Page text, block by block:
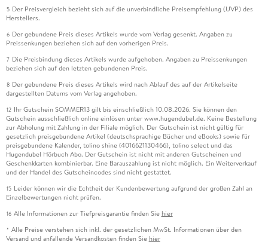
5 Der Preisvergleich bezieht sich auf die unverbindliche Preisempfehlung (UVP) des
Herstellers.
6 Der gebundene Preis dieses Artikels wurde vom Verlag gesenkt. Angaben zu
Preissenkungen beziehen sich auf den vorherigen Preis.
7 Die Preisbindung dieses Artikels wurde aufgehoben. Angaben zu Preissenkungen
beziehen sich auf den letzten gebundenen Preis.
8 Der gebundene Preis dieses Artikels wird nach Ablauf des auf der Artikelseite
dargestellten Datums vom Verlag angehoben.
12 Ihr Gutschein SOMMER13 gilt bis einschließlich 10.08.2026. Sie können den
Gutschein ausschließlich online einlösen unter www.hugendubel.de. Keine Bestellung
zur Abholung mit Zahlung in der Filiale möglich. Der Gutschein ist nicht gültig für
gesetzlich preisgebundene Artikel (deutschsprachige Bücher und eBooks) sowie für
preisgebundene Kalender, tolino shine (4016621130466), tolino select und das
Hugendubel Hörbuch Abo. Der Gutschein ist nicht mit anderen Gutscheinen und
Geschenkkarten kombinierbar. Eine Barauszahlung ist nicht möglich. Ein Weiterverkauf
und der Handel des Gutscheincodes sind nicht gestattet.
15 Leider können wir die Echtheit der Kundenbewertung aufgrund der großen Zahl an
Einzelbewertungen nicht prüfen.
16 Alle Informationen zur Tiefpreisgarantie finden Sie hier
* Alle Preise verstehen sich inkl. der gesetzlichen MwSt. Informationen über den
Versand und anfallende Versandkosten finden Sie hier